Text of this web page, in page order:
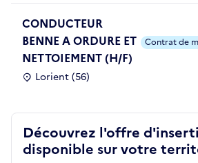
CONDUCTEUR
BENNE A ORDURE ET
NETTOIEMENT (H/F)
Lorient (56)
Contrat de
Découvrez l'offre
disponible sur votre